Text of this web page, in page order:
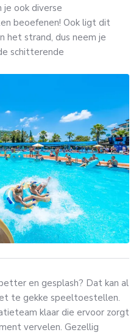
je ook diverse
beoefenen! Ook ligt dit
het strand, dus neem je
schitterende
en gesplash? Dat kan al
te gekke speeltoestellen.
klaar die ervoor zorgt
vervelen. Gezellig